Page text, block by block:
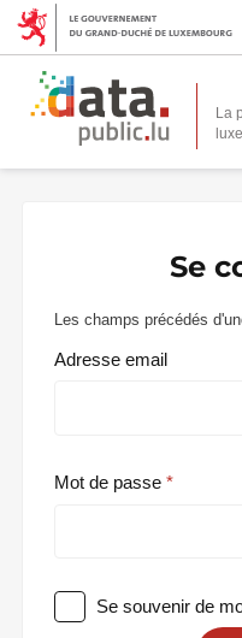
La
Se
Les champs précédés
Adresse email
Mot de passe
Se souvenir de